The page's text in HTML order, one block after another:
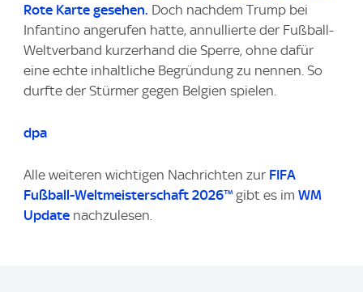
Rote Karte gesehen. Doch nachdem Trump bei
Infantino angerufen hatte, annullierte der Fußball-
Weltverband kurzerhand die Sperre, ohne dafür
eine echte inhaltliche Begründung zu nennen. So
durfte der Stürmer gegen Belgien spielen.
dpa
Alle weiteren wichtigen Nachrichten zur FIFA
Fußball-Weltmeisterschaft 2026™ gibt es im WM
Update nachzulesen.